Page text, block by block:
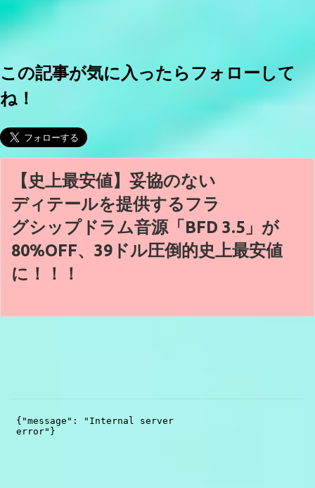
この記事が気に入ったらフォローして
ね！
【史上最安値】妥協のない
ディテールを提供するフラ
グシップドラム音源「BFD 3.5」が
80%OFF、39ドル圧倒的史上最安値
に！！！